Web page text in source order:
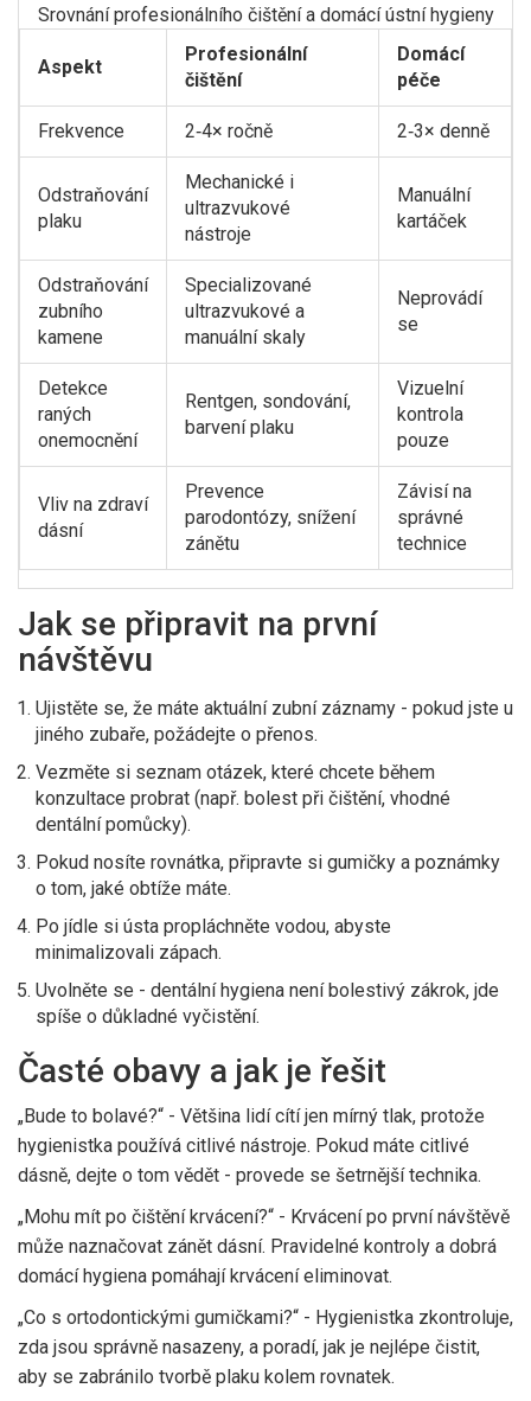
Srovnání profesionálního čištění a domácí ústní hygieny
Aspekt
Profesionální
čištění
Domácí
péče
Frekvence 2‑4× ročně 2‑3× denně
Odstraňování
plaku
Mechanické i
ultrazvukové
nástroje
Manuální
kartáček
Odstraňování
zubního
kamene
Specializované
ultrazvukové a
manuální skaly
Neprovádí
se
Detekce
raných
onemocnění
Rentgen, sondování,
barvení plaku
Vizuelní
kontrola
pouze
Vliv na zdraví
dásní
Prevence
parodontózy, snížení
zánětu
Závisí na
správné
technice
Jak se připravit na první
návštěvu
Ujistěte se, že máte aktuální zubní záznamy - pokud jste u
jiného zubaře, požádejte o přenos.
Vezměte si seznam otázek, které chcete během
konzultace probrat (např. bolest při čištění, vhodné
dentální pomůcky).
Pokud nosíte rovnátka, připravte si gumičky a poznámky
o tom, jaké obtíže máte.
Po jídle si ústa propláchněte vodou, abyste
minimalizovali zápach.
Uvolněte se - dentální hygiena není bolestivý zákrok, jde
spíše o důkladné vyčistění.
Časté obavy a jak je řešit
„Bude to bolavé?“ - Většina lidí cítí jen mírný tlak, protože
hygienistka používá citlivé nástroje. Pokud máte citlivé
dásně, dejte o tom vědět - provede se šetrnější technika.
„Mohu mít po čištění krvácení?“ - Krvácení po první návštěvě
může naznačovat zánět dásní. Pravidelné kontroly a dobrá
domácí hygiena pomáhají krvácení eliminovat.
„Co s ortodontickými gumičkami?“ - Hygienistka zkontroluje,
zda jsou správně nasazeny, a poradí, jak je nejlépe čistit,
aby se zabránilo tvorbě plaku kolem rovnatek.